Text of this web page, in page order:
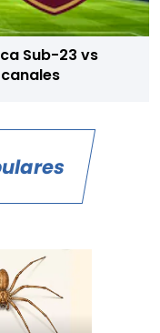
Sub-23 vs
canales